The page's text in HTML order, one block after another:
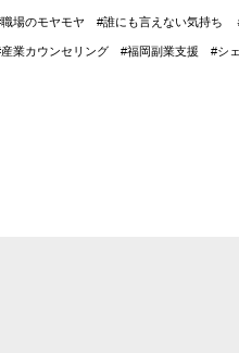
場のモヤモヤ #誰にも言えない気持ち
業カウンセリング #福岡副業支援 #シェ